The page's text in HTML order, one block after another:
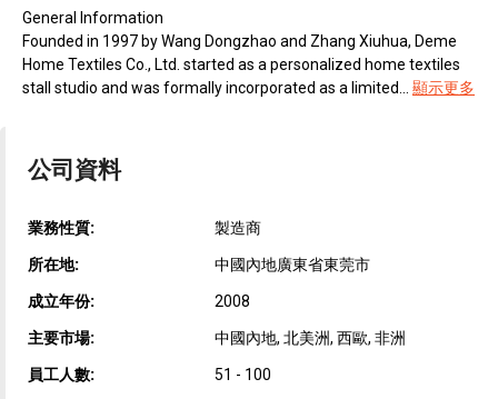
General Information
Founded in 1997 by Wang Dongzhao and Zhang Xiuhua, Deme
Home Textiles Co., Ltd. started as a personalized home textiles
stall studio and was formally incorporated as a limited...
顯示更多
公司資料
業務性質: 製造商
所在地: 中國內地廣東省東莞市
成立年份: 2008
主要市場: 中國內地, 北美洲, 西歐, 非洲
員工人數: 51 - 100